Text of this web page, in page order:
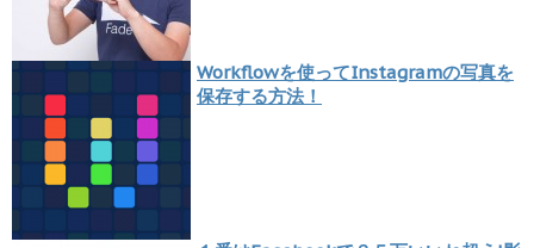
Workflowを使ってInstagramの写真を
保存する方法！